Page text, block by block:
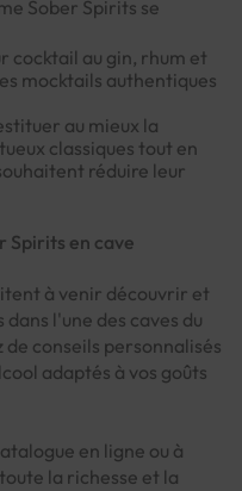
Sober Spirits se
cocktail au gin, rhum et
mocktails authentiques
au mieux la
classiques tout en
réduire leur
Spirits en cave
à venir découvrir et
l'une des caves du
conseils personnalisés
adaptés à vos goûts
en ligne ou à
la richesse et la